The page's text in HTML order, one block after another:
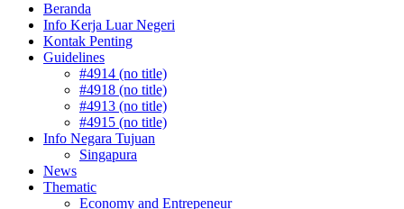
Beranda
Info Kerja Luar Negeri
Kontak Penting
Guidelines
#4914 (no title)
#4918 (no title)
#4913 (no title)
#4915 (no title)
Info Negara Tujuan
Singapura
News
Thematic
Economy and Entrepeneur